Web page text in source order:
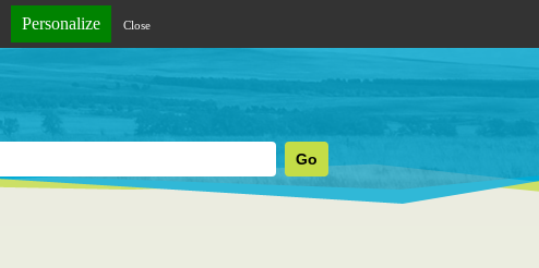
Personalize Close